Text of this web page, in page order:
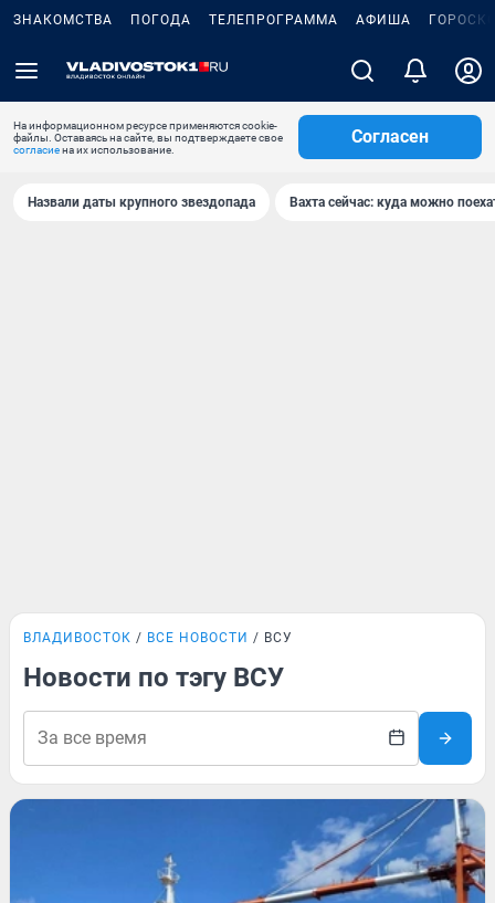
ЗНАКОМСТВА ПОГОДА ТЕЛЕПРОГРАММА АФИША
На информационном ресурсе применяются cookie-
файлы. Оставаясь на сайте, вы подтверждаете свое
согласиена их использование.
Согласен
Назвали даты крупного звездопада Вахта сейчас: куда можно
ВЛАДИВОСТОК ВСЕ НОВОСТИ ВСУ
Новости по тэгу ВСУ